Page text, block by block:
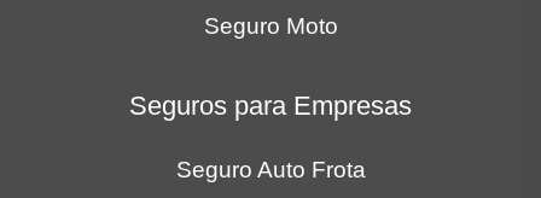
Seguro Moto
Seguros para Empresas
Seguro Auto Frota